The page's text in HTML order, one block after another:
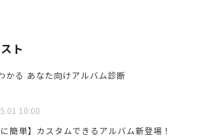
ト
かる あなた向けアルバム診断
10:00
に簡単】カスタムできるアルバム新登場！